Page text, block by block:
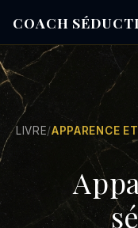
COACH
LIVRE/APPARENCE